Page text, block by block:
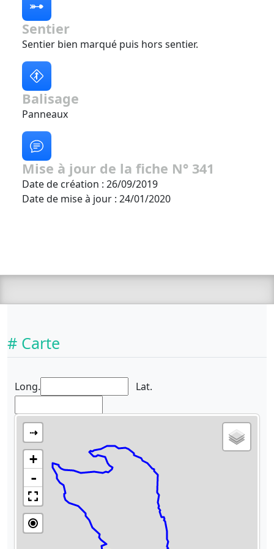
Sentier
Sentier bien marqué puis hors sentier.
Balisage
Panneaux
Mise à jour de la fiche N° 341
Date de création : 26/09/2019
Date de mise à jour : 24/01/2020
# Carte
Long. Lat.
⇢
+
-